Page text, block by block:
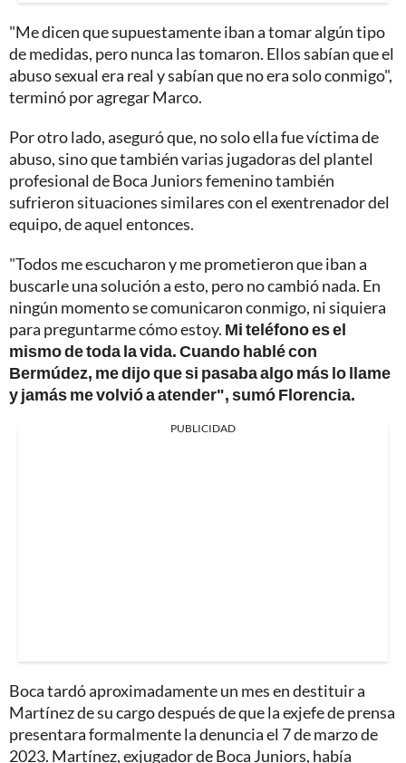
"Me dicen que supuestamente iban a tomar algún tipo
de medidas, pero nunca las tomaron. Ellos sabían que el
abuso sexual era real y sabían que no era solo conmigo",
terminó por agregar Marco.
Por otro lado, aseguró que, no solo ella fue víctima de
abuso, sino que también varias jugadoras del plantel
profesional de Boca Juniors femenino también
sufrieron situaciones similares con el exentrenador del
equipo, de aquel entonces.
"Todos me escucharon y me prometieron que iban a
buscarle una solución a esto, pero no cambió nada. En
ningún momento se comunicaron conmigo, ni siquiera
para preguntarme cómo estoy. Mi teléfono es el
mismo de toda la vida. Cuando hablé con
Bermúdez, me dijo que si pasaba algo más lo llame
y jamás me volvió a atender", sumó Florencia.
PUBLICIDAD
Boca tardó aproximadamente un mes en destituir a
Martínez de su cargo después de que la exjefe de prensa
presentara formalmente la denuncia el 7 de marzo de
2023. Martínez, exjugador de Boca Juniors, había